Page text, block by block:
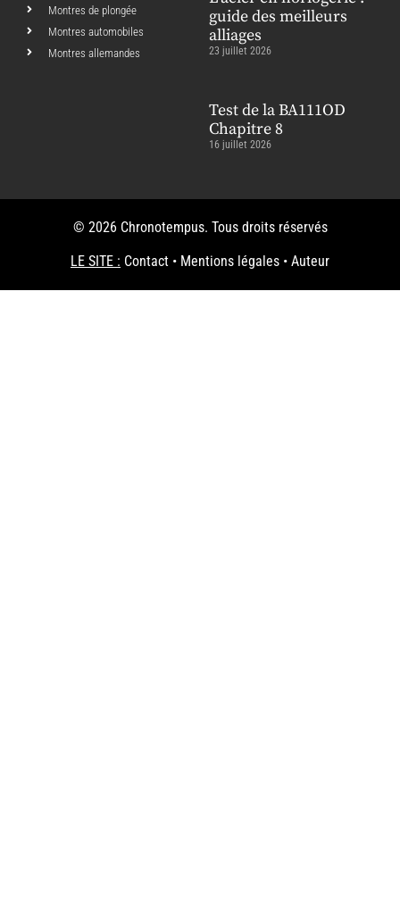
Montres de plongée
Montres automobiles
Montres allemandes
guide des meilleurs
alliages
23 juillet 2026
Test de la BA111OD
Chapitre 8
16 juillet 2026
© 2026 Chronotempus. Tous droits réservés
LE SITE : Contact • Mentions légales • Auteur